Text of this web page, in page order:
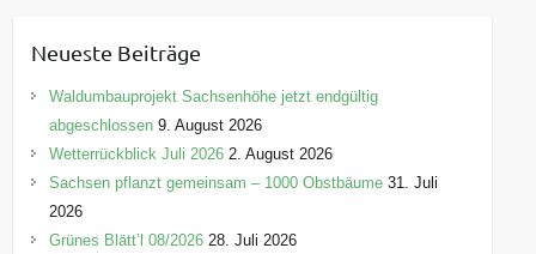
g
o
i
e
Neueste Beiträge
Waldumbauprojekt Sachsenhöhe jetzt endgültig
abgeschlossen 9. August 2026
Wetterrückblick Juli 2026 2. August 2026
Sachsen pflanzt gemeinsam – 1000 Obstbäume 31. Juli
2026
Grünes Blätt’l 08/2026 28. Juli 2026